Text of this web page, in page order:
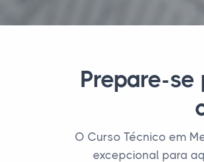
Prepare-
O Curso Técnico em
excepcional para